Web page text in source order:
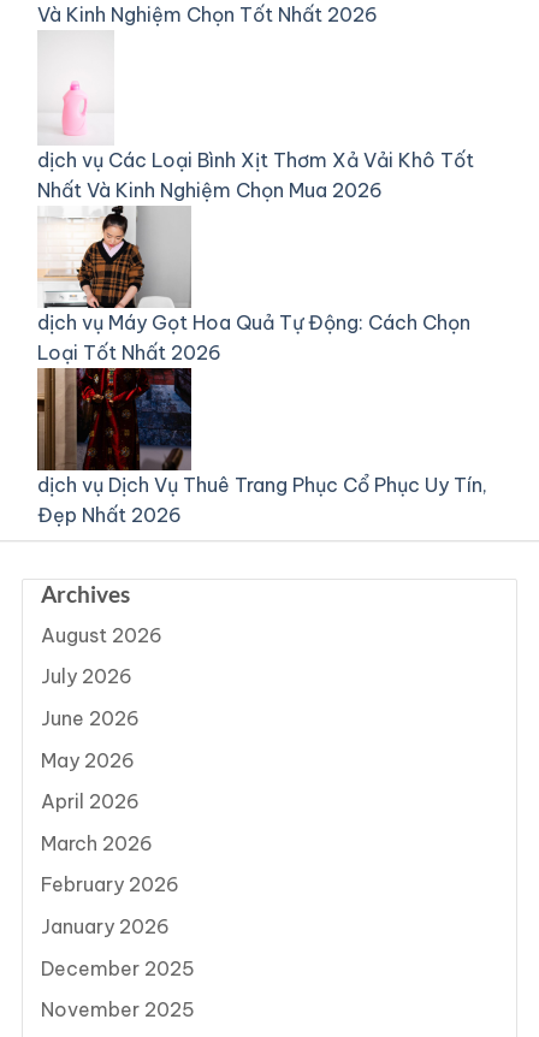
Và Kinh Nghiệm Chọn Tốt Nhất 2026
dịch vụ Các Loại Bình Xịt Thơm Xả Vải Khô Tốt
Nhất Và Kinh Nghiệm Chọn Mua 2026
dịch vụ Máy Gọt Hoa Quả Tự Động: Cách Chọn
Loại Tốt Nhất 2026
dịch vụ Dịch Vụ Thuê Trang Phục Cổ Phục Uy Tín,
Đẹp Nhất 2026
Archives
August 2026
July 2026
June 2026
May 2026
April 2026
March 2026
February 2026
January 2026
December 2025
November 2025